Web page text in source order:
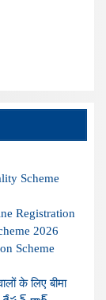
Scheme
Registration
2026
Scheme
के लिए बीमा